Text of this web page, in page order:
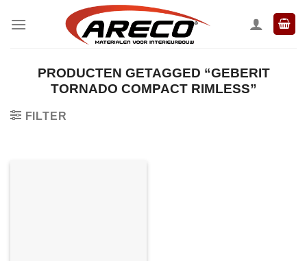
naar
PRODUCTEN GETAGGED “GEBERIT
TORNADO COMPACT RIMLESS”
FILTER